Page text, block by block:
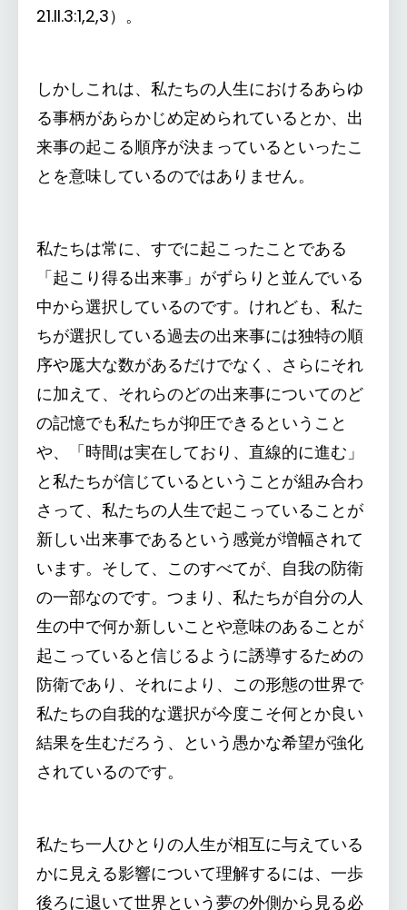
21.II.3:1,2,3）。
しかしこれは、私たちの人生におけるあらゆ
る事柄があらかじめ定められているとか、出
来事の起こる順序が決まっているといったこ
とを意味しているのではありません。
私たちは常に、すでに起こったことである
「起こり得る出来事」がずらりと並んでいる
中から選択しているのです。けれども、私た
ちが選択している過去の出来事には独特の順
序や厖大な数があるだけでなく、さらにそれ
に加えて、それらのどの出来事についてのど
の記憶でも私たちが抑圧できるということ
や、「時間は実在しており、直線的に進む」
と私たちが信じているということが組み合わ
さって、私たちの人生で起こっていることが
新しい出来事であるという感覚が増幅されて
います。そして、このすべてが、自我の防衛
の一部なのです。つまり、私たちが自分の人
生の中で何か新しいことや意味のあることが
起こっていると信じるように誘導するための
防衛であり、それにより、この形態の世界で
私たちの自我的な選択が今度こそ何とか良い
結果を生むだろう、という愚かな希望が強化
されているのです。
私たち一人ひとりの人生が相互に与えている
かに見える影響について理解するには、一歩
後ろに退いて世界という夢の外側から見る必